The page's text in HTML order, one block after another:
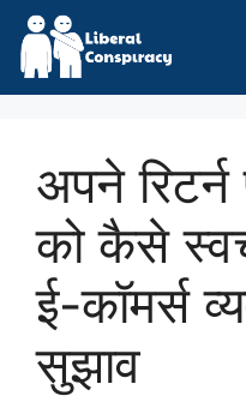
Skip
content
अपने
को कैसे
ई-कॉमर्स
सुझाव